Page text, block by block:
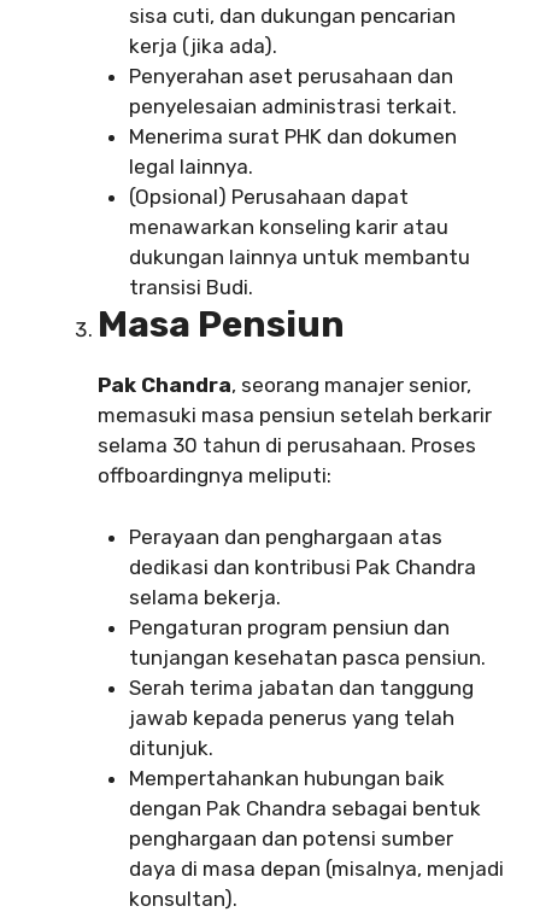
sisa cuti, dan dukungan pencarian
kerja (jika ada).
Penyerahan aset perusahaan dan
penyelesaian administrasi terkait.
Menerima surat PHK dan dokumen
legal lainnya.
(Opsional) Perusahaan dapat
menawarkan konseling karir atau
dukungan lainnya untuk membantu
transisi Budi.
Masa Pensiun
Pak Chandra, seorang manajer senior,
memasuki masa pensiun setelah berkarir
selama 30 tahun di perusahaan. Proses
offboardingnya meliputi:
Perayaan dan penghargaan atas
dedikasi dan kontribusi Pak Chandra
selama bekerja.
Pengaturan program pensiun dan
tunjangan kesehatan pasca pensiun.
Serah terima jabatan dan tanggung
jawab kepada penerus yang telah
ditunjuk.
Mempertahankan hubungan baik
dengan Pak Chandra sebagai bentuk
penghargaan dan potensi sumber
daya di masa depan (misalnya, menjadi
konsultan).